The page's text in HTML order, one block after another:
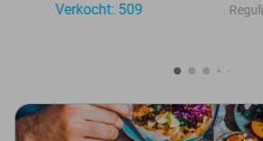
Verkocht: 509